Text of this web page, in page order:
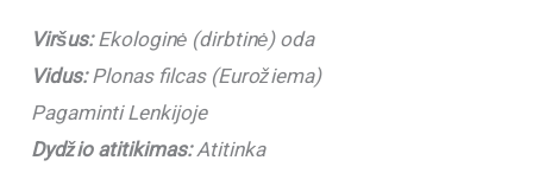
Viršus:Ekologinė (dirbtinė) oda
Vidus:Plonas filcas (Eurožiema)
Pagaminti Lenkijoje
Dydžio atitikimas:Atitinka